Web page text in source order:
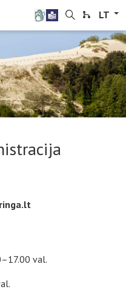
val.
LT